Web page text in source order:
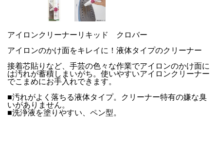
アイロンクリーナーリキッド クロバー
アイロンのかけ面をキレイに！液体タイプのクリーナー
接着芯貼りなど、手芸の色々な作業でアイロンのかけ面に
は汚れが蓄積しまいがち。使いやすいアイロンクリーナー
でこまめにお手入れできます。
■汚れがよく落ちる液体タイプ。クリーナー特有の嫌な臭
いがありません。
■洗浄液を塗りやすい、ペン型。